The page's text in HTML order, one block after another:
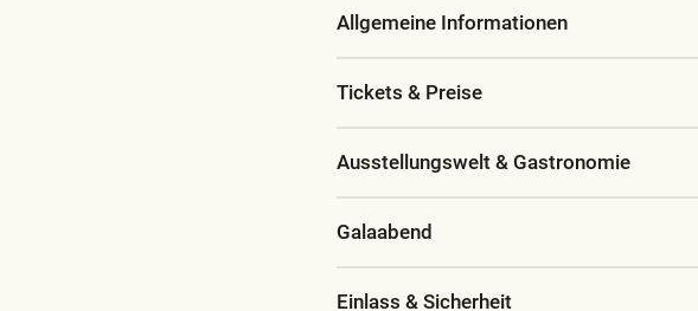
Allgemeine Informationen
Tickets & Preise
Ausstellungswelt & Gastronomie
Galaabend
Einlass & Sicherheit